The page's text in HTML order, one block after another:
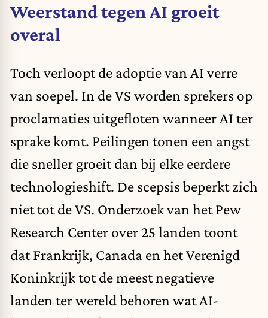
Weerstand tegen AI groeit
overal
Toch verloopt de adoptie van AI verre
van soepel. In de VS worden sprekers op
proclamaties uitgefloten wanneer AI ter
sprake komt. Peilingen tonen een angst
die sneller groeit dan bij elke eerdere
technologieshift. De scepsis beperkt zich
niet tot de VS. Onderzoek van het Pew
Research Center over 25 landen toont
dat Frankrijk, Canada en het Verenigd
Koninkrijk tot de meest negatieve
landen ter wereld behoren wat AI-